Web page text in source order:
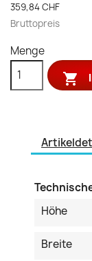
359,84 CHF
Bruttopreis
Menge

Höhe
Breite